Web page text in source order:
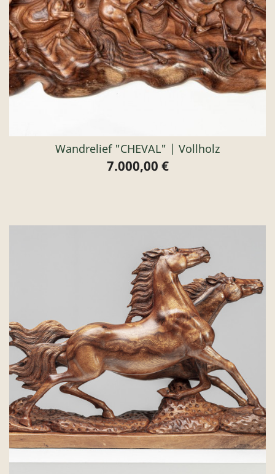
Wandrelief "CHEVAL" | Vollholz
Preis
7.000,00 €